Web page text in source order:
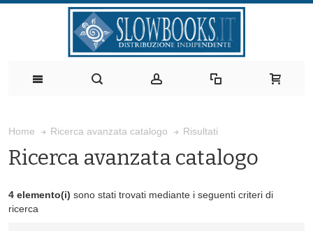
Home Ricerca avanzata catalogo Risultati
Ricerca avanzata catalogo
4 elemento(i) sono stati trovati mediante i seguenti criteri di
ricerca